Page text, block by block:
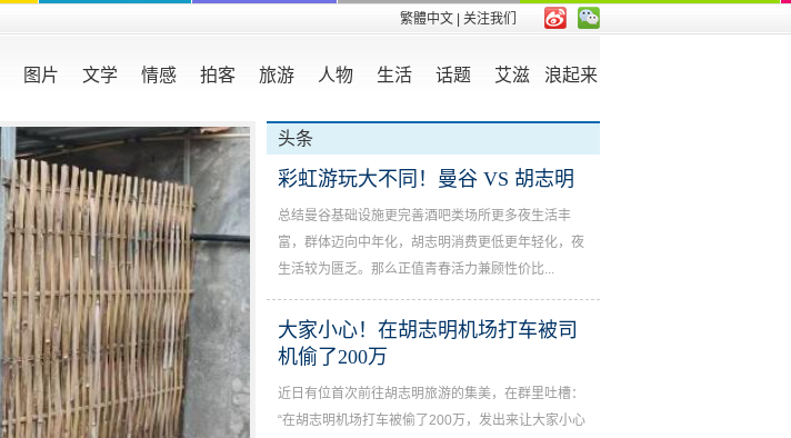
繁體中文 | 关注我们
图片 文学 情感 拍客 旅游 人物 生活 话题 艾滋 浪起来
头条
彩虹游玩大不同！曼谷 VS 胡志明
总结曼谷基础设施更完善酒吧类场所更多夜生活丰
富，群体迈向中年化，胡志明消费更低更年轻化，夜
生活较为匮乏。那么正值青春活力兼顾性价比...
大家小心！在胡志明机场打车被司
机偷了200万
近日有位首次前往胡志明旅游的集美，在群里吐槽：
“在胡志明机场打车被偷了200万，发出来让大家小心